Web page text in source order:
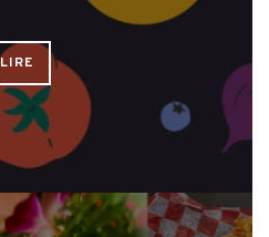
LIRE